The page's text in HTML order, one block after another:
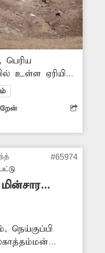
பெரிய
உள்ள ஏரியில்
இதனால்
'தினத்தந்தி'
வெளியானது.
சுத்தம்
எடுத்த
தூண்டுதலாக
#65974
நெய்குப்பி